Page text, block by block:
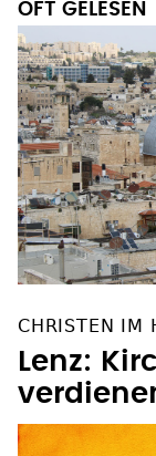
OFT GELESEN
CHRISTEN IM
Lenz: